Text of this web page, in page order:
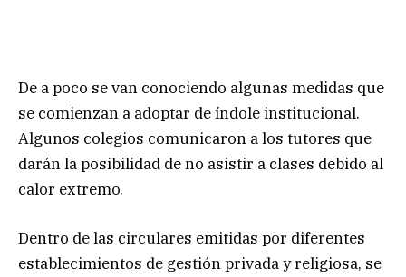
De a poco se van conociendo algunas medidas que
se comienzan a adoptar de índole institucional.
Algunos colegios comunicaron a los tutores que
darán la posibilidad de no asistir a clases debido al
calor extremo.
Dentro de las circulares emitidas por diferentes
establecimientos de gestión privada y religiosa, se